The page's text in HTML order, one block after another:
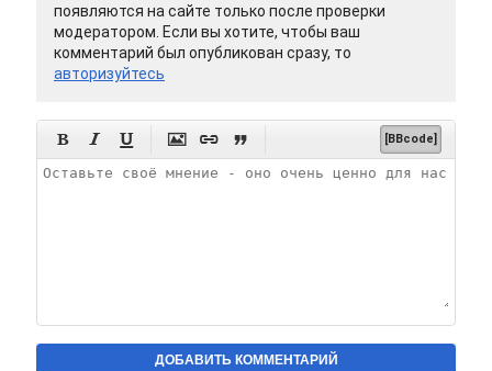
появляются на сайте только после проверки
модератором. Если вы хотите, чтобы ваш
комментарий был опубликован сразу, то
авторизуйтесь
      [BBcode]